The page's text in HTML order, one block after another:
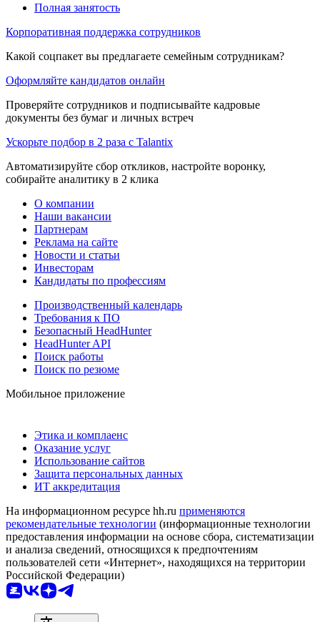
Полная занятость
Корпоративная поддержка сотрудников
Какой соцпакет вы предлагаете семейным сотрудникам?
Оформляйте кандидатов онлайн
Проверяйте сотрудников и подписывайте кадровые
документы без бумаг и личных встреч
Ускорьте подбор в 2 раза с Talantix
Автоматизируйте сбор откликов, настройте воронку,
собирайте аналитику в 2 клика
О компании
Наши вакансии
Партнерам
Реклама на сайте
Новости и статьи
Инвесторам
Кандидаты по профессиям
Производственный календарь
Требования к ПО
Безопасный HeadHunter
HeadHunter API
Поиск работы
Поиск по резюме
Мобильное приложение
Этика и комплаенс
Оказание услуг
Использование сайтов
Защита персональных данных
ИТ аккредитация
На информационном ресурсе hh.ru применяются
рекомендательные технологии (информационные технологии
предоставления информации на основе сбора, систематизации
и анализа сведений, относящихся к предпочтениям
пользователей сети «Интернет», находящихся на территории
Российской Федерации)